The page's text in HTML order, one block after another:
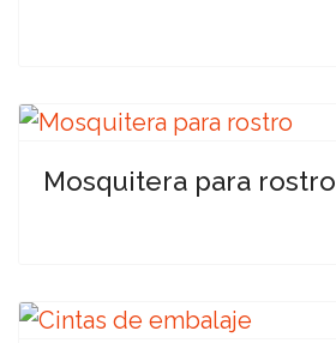
Mosquitera para rostro